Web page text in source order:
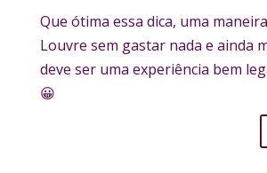
Que ótima essa dica, uma
Louvre sem gastar nada e ainda
deve ser uma experiência bem
😀